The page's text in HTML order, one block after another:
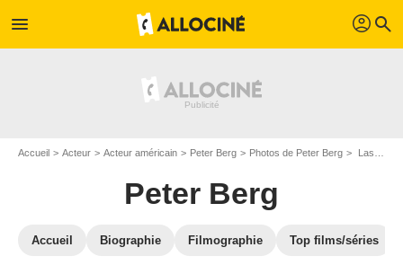
menu profil search
Accueil Acteur Acteur américain Peter Berg Photos de Peter Berg Last Seduction : Photo Peter Berg
Peter Berg
Accueil Biographie Filmographie Top films/séries